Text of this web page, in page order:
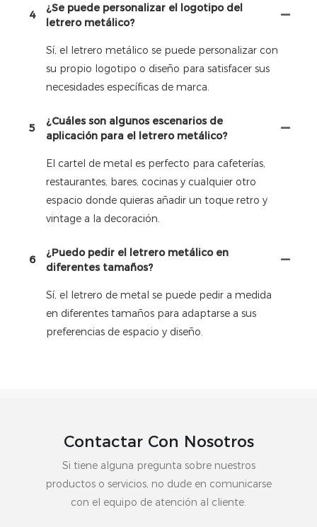
4
¿Se puede personalizar el logotipo del
letrero metálico?
Sí, el letrero metálico se puede personalizar con
su propio logotipo o diseño para satisfacer sus
necesidades específicas de marca.
5
¿Cuáles son algunos escenarios de
aplicación para el letrero metálico?
El cartel de metal es perfecto para cafeterías,
restaurantes, bares, cocinas y cualquier otro
espacio donde quieras añadir un toque retro y
vintage a la decoración.
6
¿Puedo pedir el letrero metálico en
diferentes tamaños?
Sí, el letrero de metal se puede pedir a medida
en diferentes tamaños para adaptarse a sus
preferencias de espacio y diseño.
Contactar Con Nosotros
Si tiene alguna pregunta sobre nuestros
productos o servicios, no dude en comunicarse
con el equipo de atención al cliente.